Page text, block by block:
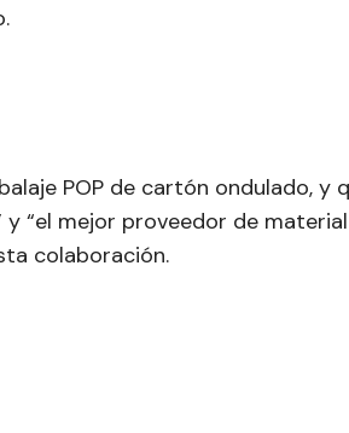
POP de cartón ondulado, y
“el mejor proveedor de
colaboración.